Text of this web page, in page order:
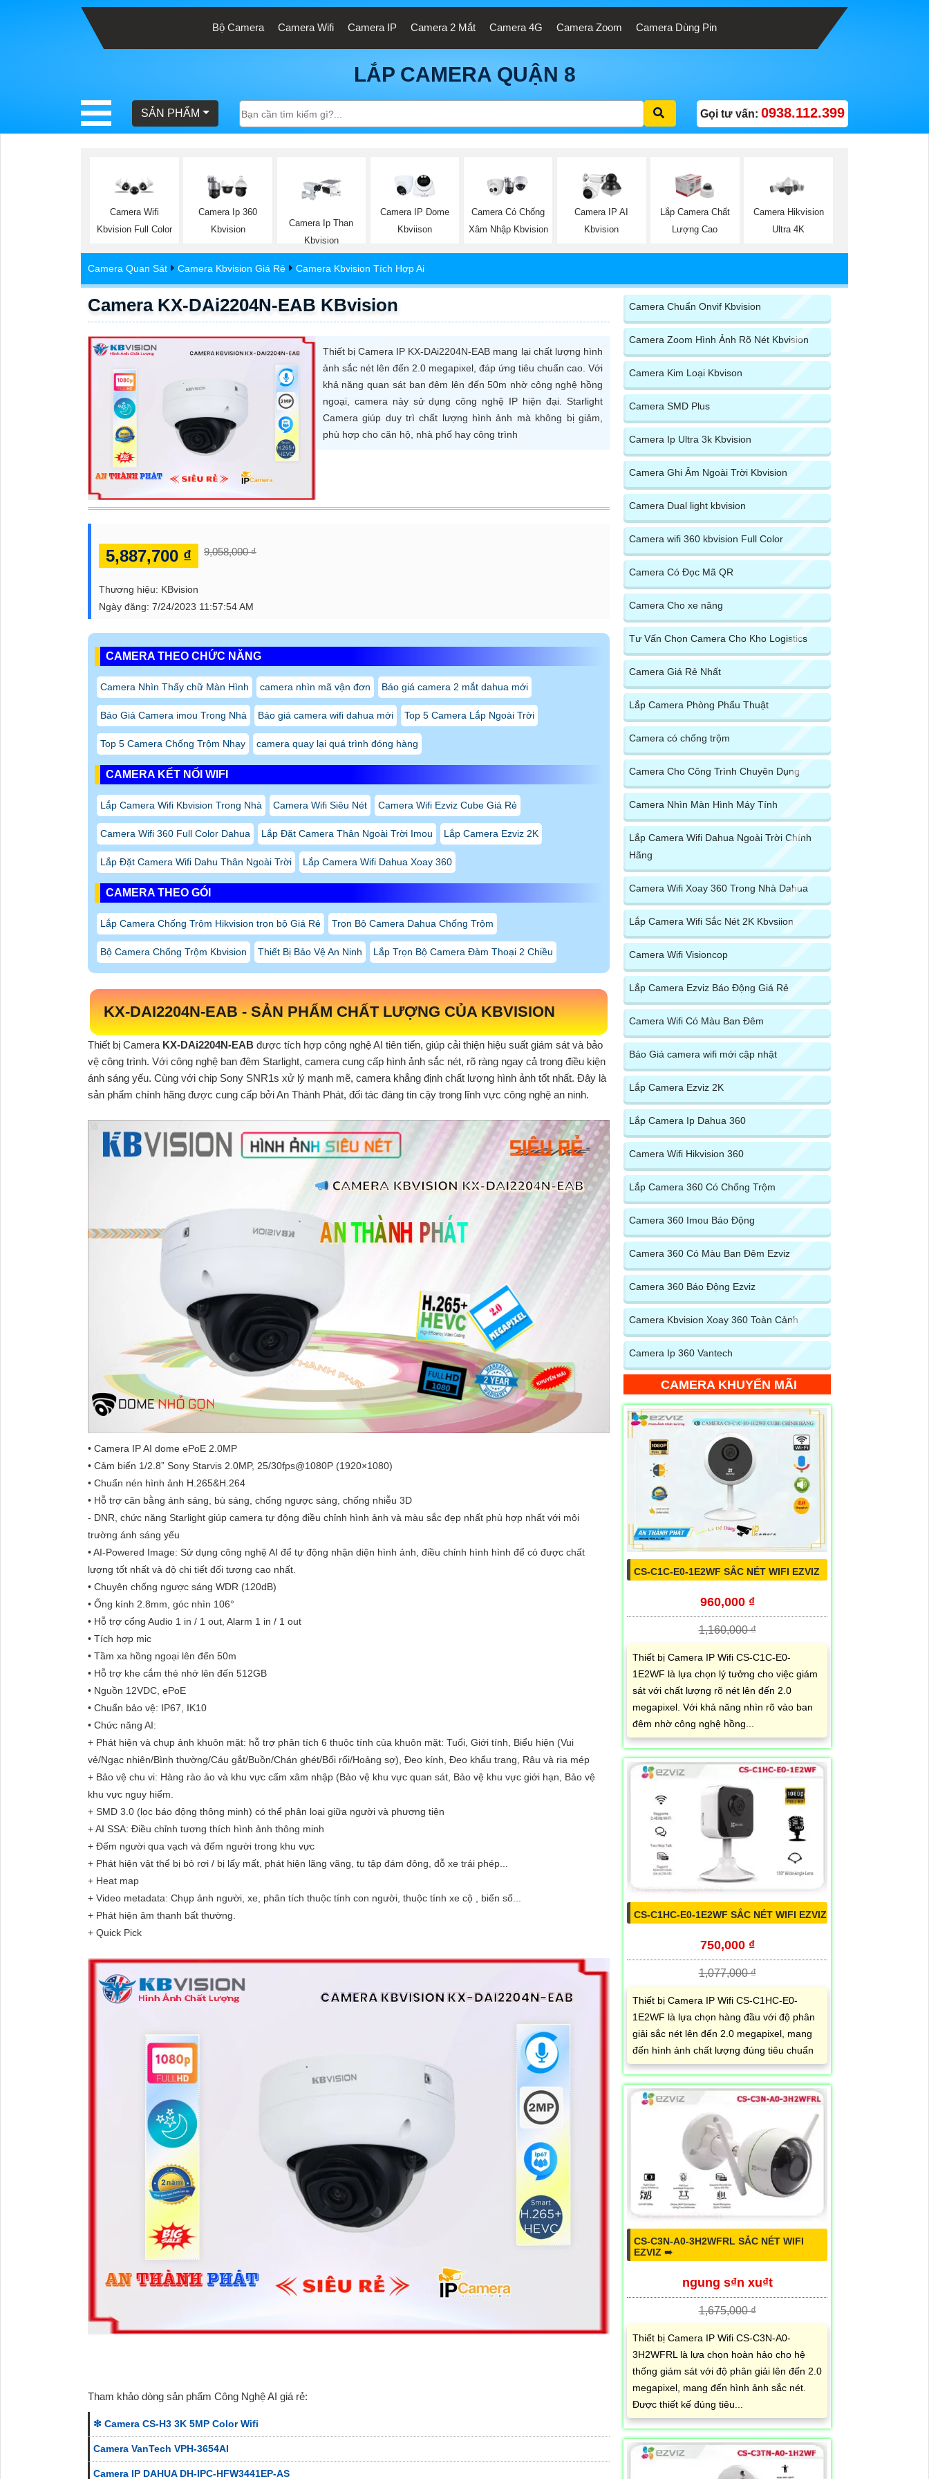
Bộ Camera Camera Wifi Camera IP Camera 2 Mắt Camera 4G Camera Zoom Camera Dùng Pin
LẮP CAMERA QUẬN 8
SẢN PHẨM Gọi tư vấn: 0938.112.399
Camera Wifi
Kbvision Full Color
Camera Ip 360
Kbvision
Camera Ip Than
Kbvision
Camera IP Dome
Kbviison
Camera Có Chống
Xâm Nhập Kbvision
Camera IP AI
Kbvision
Lắp Camera Chất
Lượng Cao
Camera Hikvision
Ultra 4K
Camera Quan Sát Camera Kbvision Giá Rẻ Camera Kbvision Tích Hợp Ai
Camera KX-DAi2204N-EAB KBvision
Thiết bị Camera IP KX-DAi2204N-EAB mang lại chất lượng hình
ảnh sắc nét lên đến 2.0 megapixel, đáp ứng tiêu chuẩn cao. Với
khả năng quan sát ban đêm lên đến 50m nhờ công nghệ hồng
ngoại, camera này sử dụng công nghệ IP hiện đại. Starlight
Camera giúp duy trì chất lượng hình ảnh mà không bị giảm,
phù hợp cho căn hộ, nhà phố hay công trình
5,887,700 ₫ 9,058,000 ₫
Thương hiệu: KBvision
Ngày đăng: 7/24/2023 11:57:54 AM
CAMERA THEO CHỨC NĂNG
Camera Nhìn Thấy chữ Màn Hình camera nhìn mã vận đơn Báo giá camera 2 mắt dahua mới
Báo Giá Camera imou Trong Nhà Báo giá camera wifi dahua mới Top 5 Camera Lắp Ngoài Trời
Top 5 Camera Chống Trộm Nhạy camera quay lại quá trình đóng hàng
CAMERA KẾT NỐI WIFI
Lắp Camera Wifi Kbvision Trong Nhà Camera Wifi Siêu Nét Camera Wifi Ezviz Cube Giá Rẻ
Camera Wifi 360 Full Color Dahua Lắp Đặt Camera Thân Ngoài Trời Imou Lắp Camera Ezviz 2K
Lắp Đặt Camera Wifi Dahu Thân Ngoài Trời Lắp Camera Wifi Dahua Xoay 360
CAMERA THEO GÓI
Lắp Camera Chống Trộm Hikvision trọn bộ Giá Rẻ Trọn Bộ Camera Dahua Chống Trộm
Bộ Camera Chống Trộm Kbvision Thiết Bị Bảo Vệ An Ninh Lắp Trọn Bộ Camera Đàm Thoại 2 Chiều
KX-DAI2204N-EAB- SẢN PHẨM CHẤT LƯỢNG CỦA KBVISION
Thiết bị Camera KX-DAi2204N-EAB được tích hợp công nghệ AI tiên tiến, giúp cải thiện hiệu suất giám sát và bảo
vệ công trình. Với công nghệ ban đêm Starlight, camera cung cấp hình ảnh sắc nét, rõ ràng ngay cả trong điều kiện
ánh sáng yếu. Cùng với chip Sony SNR1s xử lý mạnh mẽ, camera khẳng định chất lượng hình ảnh tốt nhất. Đây là
sản phẩm chính hãng được cung cấp bởi An Thành Phát, đối tác đáng tin cậy trong lĩnh vực công nghệ an ninh.
• Camera IP AI dome ePoE 2.0MP
• Cảm biến 1/2.8” Sony Starvis 2.0MP, 25/30fps@1080P (1920×1080)
• Chuẩn nén hình ảnh H.265&H.264
• Hỗ trợ cân bằng ánh sáng, bù sáng, chống ngược sáng, chống nhiễu 3D
- DNR, chức năng Starlight giúp camera tự động điều chỉnh hình ảnh và màu sắc đẹp nhất phù hợp nhất với môi
trường ánh sáng yếu
• AI-Powered Image: Sử dụng công nghệ AI để tự động nhận diện hình ảnh, điều chỉnh hình hình để có được chất
lượng tốt nhất và độ chi tiết đối tượng cao nhất.
• Chuyên chống ngược sáng WDR (120dB)
• Ống kính 2.8mm, góc nhìn 106°
• Hỗ trợ cổng Audio 1 in / 1 out, Alarm 1 in / 1 out
• Tích hợp mic
• Tầm xa hồng ngoại lên đến 50m
• Hỗ trợ khe cắm thẻ nhớ lên đến 512GB
• Nguồn 12VDC, ePoE
• Chuẩn bảo vệ: IP67, IK10
• Chức năng AI:
+ Phát hiện và chụp ảnh khuôn mặt: hỗ trợ phân tích 6 thuộc tính của khuôn mặt: Tuổi, Giới tính, Biểu hiện (Vui
vẻ/Ngạc nhiên/Bình thường/Cáu gắt/Buồn/Chán ghét/Bối rối/Hoảng sợ), Đeo kính, Đeo khẩu trang, Râu và ria mép
+ Bảo vệ chu vi: Hàng rào ảo và khu vực cấm xâm nhập (Bảo vệ khu vực quan sát, Bảo vệ khu vực giới hạn, Bảo vệ
khu vực nguy hiểm.
+ SMD 3.0 (lọc báo động thông minh) có thể phân loại giữa người và phương tiện
+ AI SSA: Điều chỉnh tương thích hình ảnh thông minh
+ Đếm người qua vạch và đếm người trong khu vực
+ Phát hiện vật thể bị bỏ rơi / bị lấy mất, phát hiện lãng vãng, tụ tập đám đông, đỗ xe trái phép...
+ Heat map
+ Video metadata: Chụp ảnh người, xe, phân tích thuộc tính con người, thuộc tính xe cộ , biển số...
+ Phát hiện âm thanh bất thường.
+ Quick Pick
Tham khảo dòng sản phẩm Công Nghệ AI giá rẻ:
❇ Camera CS-H3 3K 5MP Color Wifi
Camera VanTech VPH-3654AI
Camera IP DAHUA DH-IPC-HFW3441EP-AS
Camera Chuẩn Onvif Kbvision
Camera Zoom Hình Ảnh Rõ Nét Kbvision
Camera Kim Loại Kbvison
Camera SMD Plus
Camera Ip Ultra 3k Kbvision
Camera Ghi Âm Ngoài Trời Kbvision
Camera Dual light kbvision
Camera wifi 360 kbvision Full Color
Camera Có Đọc Mã QR
Camera Cho xe nâng
Tư Vấn Chọn Camera Cho Kho Logistics
Camera Giá Rẻ Nhất
Lắp Camera Phòng Phẩu Thuật
Camera có chống trộm
Camera Cho Công Trình Chuyên Dụng
Camera Nhìn Màn Hình Máy Tính
Lắp Camera Wifi Dahua Ngoài Trời Chính
Hãng
Camera Wifi Xoay 360 Trong Nhà Dahua
Lắp Camera Wifi Sắc Nét 2K Kbvsiion
Camera Wifi Visioncop
Lắp Camera Ezviz Báo Động Giá Rẻ
Camera Wifi Có Màu Ban Đêm
Báo Giá camera wifi mới cập nhật
Lắp Camera Ezviz 2K
Lắp Camera Ip Dahua 360
Camera Wifi Hikvision 360
Lắp Camera 360 Có Chống Trộm
Camera 360 Imou Báo Động
Camera 360 Có Màu Ban Đêm Ezviz
Camera 360 Báo Động Ezviz
Camera Kbvision Xoay 360 Toàn Cảnh
Camera Ip 360 Vantech
CAMERA KHUYẾN MÃI
CS-C1C-E0-1E2WF SẮC NÉT WIFI EZVIZ
960,000 ₫
1,160,000 ₫
Thiết bị Camera IP Wifi CS-C1C-E0-
1E2WF là lựa chọn lý tưởng cho việc giám
sát với chất lượng rõ nét lên đến 2.0
megapixel. Với khả năng nhìn rõ vào ban
đêm nhờ công nghệ hồng...
CS-C1HC-E0-1E2WF SẮC NÉT WIFI EZVIZ
750,000 ₫
1,077,000 ₫
Thiết bị Camera IP Wifi CS-C1HC-E0-
1E2WF là lựa chọn hàng đầu với độ phân
giải sắc nét lên đến 2.0 megapixel, mang
đến hình ảnh chất lượng đúng tiêu chuẩn
CS-C3N-A0-3H2WFRL SẮC NÉT WIFI
EZVIZ ➠
ngung s₫n xu₫t
1,675,000 ₫
Thiết bị Camera IP Wifi CS-C3N-A0-
3H2WFRL là lựa chọn hoàn hảo cho hệ
thống giám sát với độ phân giải lên đến 2.0
megapixel, mang đến hình ảnh sắc nét.
Được thiết kế đúng tiêu...